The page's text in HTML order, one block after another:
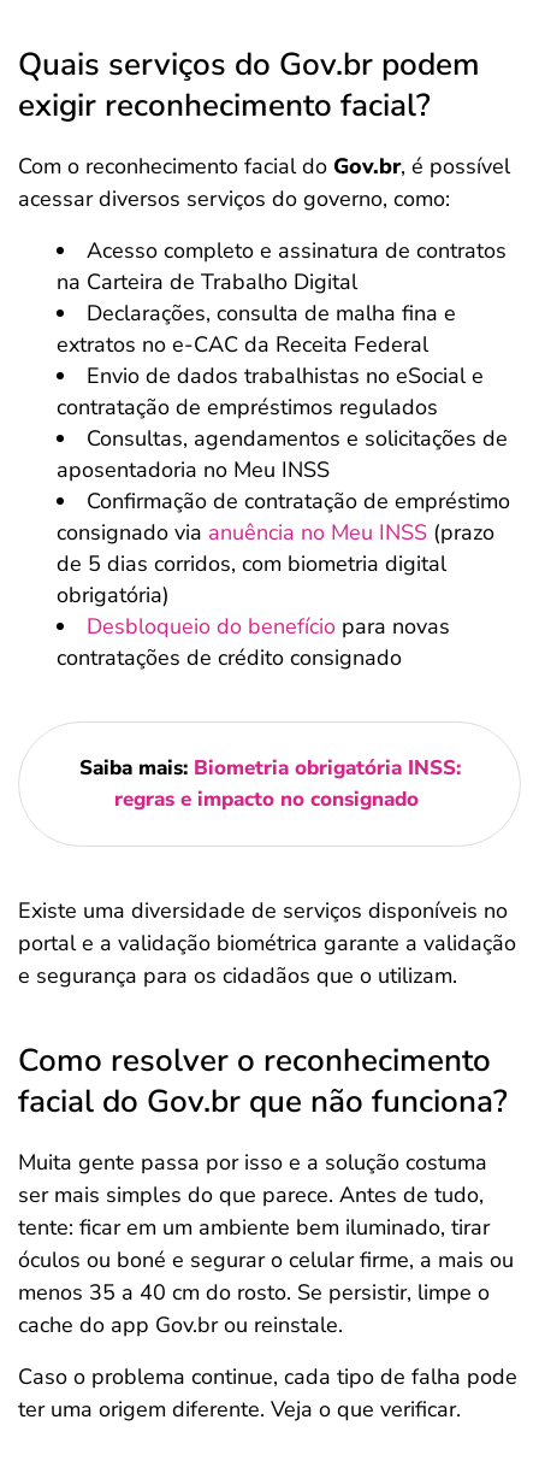
Quais serviços do Gov.br podem
exigir reconhecimento facial?
Com o reconhecimento facial do Gov.br, é possível
acessar diversos serviços do governo, como:
Acesso completo e assinatura de contratos
na Carteira de Trabalho Digital
Declarações, consulta de malha fina e
extratos no e-CAC da Receita Federal
Envio de dados trabalhistas no eSocial e
contratação de empréstimos regulados
Consultas, agendamentos e solicitações de
aposentadoria no Meu INSS
Confirmação de contratação de empréstimo
consignado via anuência no Meu INSS (prazo
de 5 dias corridos, com biometria digital
obrigatória)
Desbloqueio do benefício para novas
contratações de crédito consignado
Saiba mais: Biometria obrigatória INSS:
regras e impacto no consignado
Existe uma diversidade de serviços disponíveis no
portal e a validação biométrica garante a validação
e segurança para os cidadãos que o utilizam.
Como resolver o reconhecimento
facial do Gov.br que não funciona?
Muita gente passa por isso e a solução costuma
ser mais simples do que parece. Antes de tudo,
tente: ficar em um ambiente bem iluminado, tirar
óculos ou boné e segurar o celular firme, a mais ou
menos 35 a 40 cm do rosto. Se persistir, limpe o
cache do app Gov.br ou reinstale.
Caso o problema continue, cada tipo de falha pode
ter uma origem diferente. Veja o que verificar.